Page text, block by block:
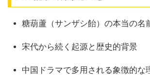
糖葫蘆（サンザシ飴）の本当の名
宋代から続く起源と歴史的背景
中国ドラマで多用される象徴的な